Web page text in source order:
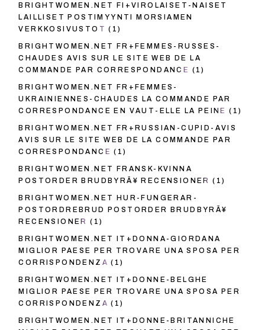
BRIGHTWOMEN.NET FI+VIROLAISET-NAISET
LAILLISET POSTIMYYNTI MORSIAMEN
VERKKOSIVUSTOT (1)
BRIGHTWOMEN.NET FR+FEMMES-RUSSES-
CHAUDES AVIS SUR LE SITE WEB DE LA
COMMANDE PAR CORRESPONDANCE (1)
BRIGHTWOMEN.NET FR+FEMMES-
UKRAINIENNES-CHAUDES LA COMMANDE PAR
CORRESPONDANCE EN VAUT-ELLE LA PEINE (1)
BRIGHTWOMEN.NET FR+RUSSIAN-CUPID-AVIS
AVIS SUR LE SITE WEB DE LA COMMANDE PAR
CORRESPONDANCE (1)
BRIGHTWOMEN.NET FRANSK-KVINNA
POSTORDER BRUDBYRÃ¥ RECENSIONER (1)
BRIGHTWOMEN.NET HUR-FUNGERAR-
POSTORDREBRUD POSTORDER BRUDBYRÃ¥
RECENSIONER (1)
BRIGHTWOMEN.NET IT+DONNA-GIORDANA
MIGLIOR PAESE PER TROVARE UNA SPOSA PER
CORRISPONDENZA (1)
BRIGHTWOMEN.NET IT+DONNE-BELGHE
MIGLIOR PAESE PER TROVARE UNA SPOSA PER
CORRISPONDENZA (1)
BRIGHTWOMEN.NET IT+DONNE-BRITANNICHE